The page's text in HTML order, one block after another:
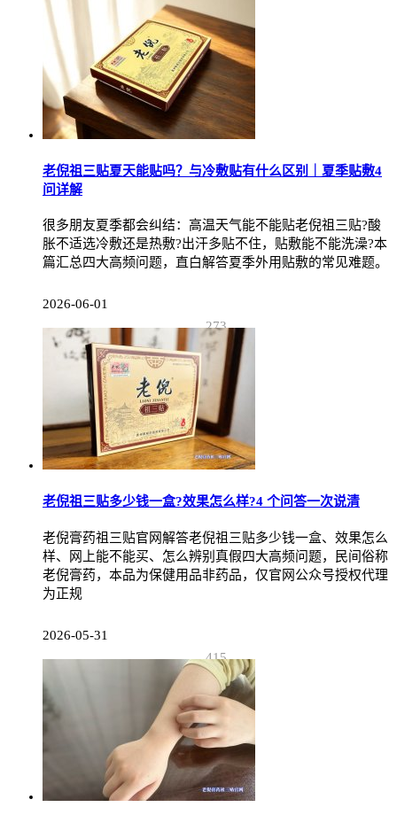
老倪祖三贴夏天能贴吗？与冷敷贴有什么区别｜夏季贴敷4
问详解
很多朋友夏季都会纠结：高温天气能不能贴老倪祖三贴?酸
胀不适选冷敷还是热敷?出汗多贴不住，贴敷能不能洗澡?本
篇汇总四大高频问题，直白解答夏季外用贴敷的常见难题。
2026-06-01
273
老倪祖三贴多少钱一盒?效果怎么样?4 个问答一次说清
老倪膏药祖三贴官网解答老倪祖三贴多少钱一盒、效果怎么
样、网上能不能买、怎么辨别真假四大高频问题，民间俗称
老倪膏药，本品为保健用品非药品，仅官网公众号授权代理
为正规
2026-05-31
415